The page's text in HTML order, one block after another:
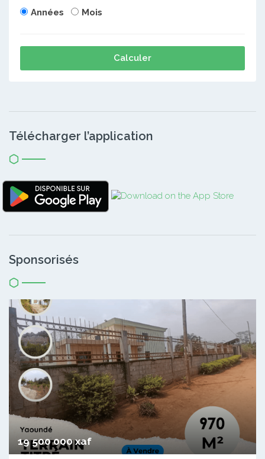
Années Mois
Calculer
Télécharger l’application
Sponsorisés
19 500 000 xaf